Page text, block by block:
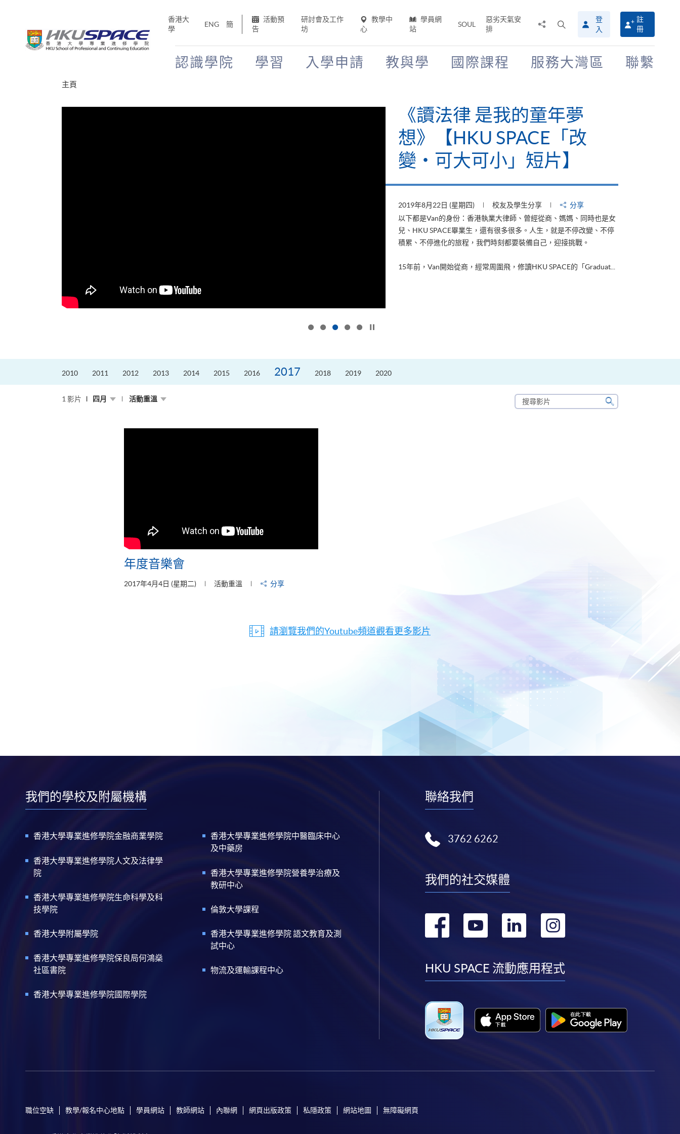
香港大
學
ENG 簡
活動預
告
研討會及工作
坊
教學中
心
學員網
站
SOUL
惡劣天氣安
排
搜
尋
介
登
入
註
冊
認識學院 學習 入學申請 教與學 國際課程 服務大灣區 聯繫
主頁
《讀法律 是我的童年夢
想》【HKU SPACE「改
變‧可大可小」短片】
2019年8月22日 (星期四) 校友及學生分享
分享
以下都是Van的身份：香港執業大律師、曾經從商、媽媽、同時也是女
兒、HKU SPACE畢業生，還有很多很多。人生，就是不停改變、不停
積累、不停進化的旅程，我們時刻都要裝備自己，迎接挑戰。
15年前，Van開始從商，經常周圍飛，修讀HKU SPACE的「Graduat...
2010 2011 2012 2013 2014 2015 2016 2017 2018 2019 2020
1 影片 四月 活動重溫
搜
尋
搜
年度音樂會
2017年4月4日 (星期二) 活動重溫 分享
請瀏覽我們的Youtube頻道觀看更多影片
我們的學校及附屬機構
香港大學專業進修學院金融商業學院
香港大學專業進修學院人文及法律學
院
香港大學專業進修學院生命科學及科
技學院
香港大學附屬學院
香港大學專業進修學院保良局何鴻燊
社區書院
香港大學專業進修學院國際學院
香港大學專業進修學院中醫臨床中心
及中藥房
香港大學專業進修學院營養學治療及
教研中心
倫敦大學課程
香港大學專業進修學院 語文教育及測
試中心
物流及運輸課程中心
聯絡我們
3762 6262
我們的社交媒體
轉
facebook
轉
youtube
轉
linkedin
轉
instagram
HKU SPACE 流動應用程式
職位空缺 教學/報名中心地點 學員網站 教師網站 內聯網 網頁出版政策 私隱政策 網站地圖 無障礙網頁